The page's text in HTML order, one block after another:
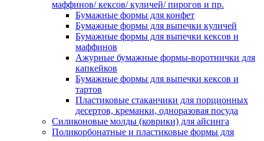
маффинов/ кексов/ куличей/ пирогов и пр.
Бумажные формы для конфет
Бумажные формы для выпечки куличей
Бумажные формы для выпечки кексов и
маффинов
Ажурные бумажные формы-воротнички для
капкейков
Бумажные формы для выпечки кексов и
тартов
Пластиковые стаканчики для порционных
десертов, креманки, одноразовая посуда
Силиконовые молды (коврики) для айсинга
Поликорбонатные и пластиковые формы для